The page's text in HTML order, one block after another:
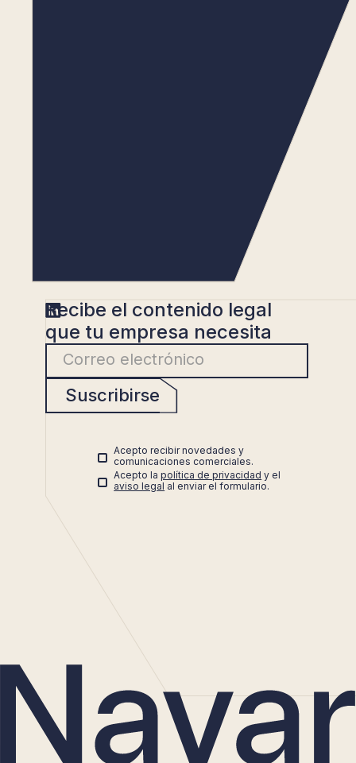
Recibe el contenido legal
que tu empresa necesita
Suscribirse
Acepto recibir novedades y
comunicaciones comerciales.
Acepto lapolítica de privacidad y el
aviso legal al enviar el formulario.